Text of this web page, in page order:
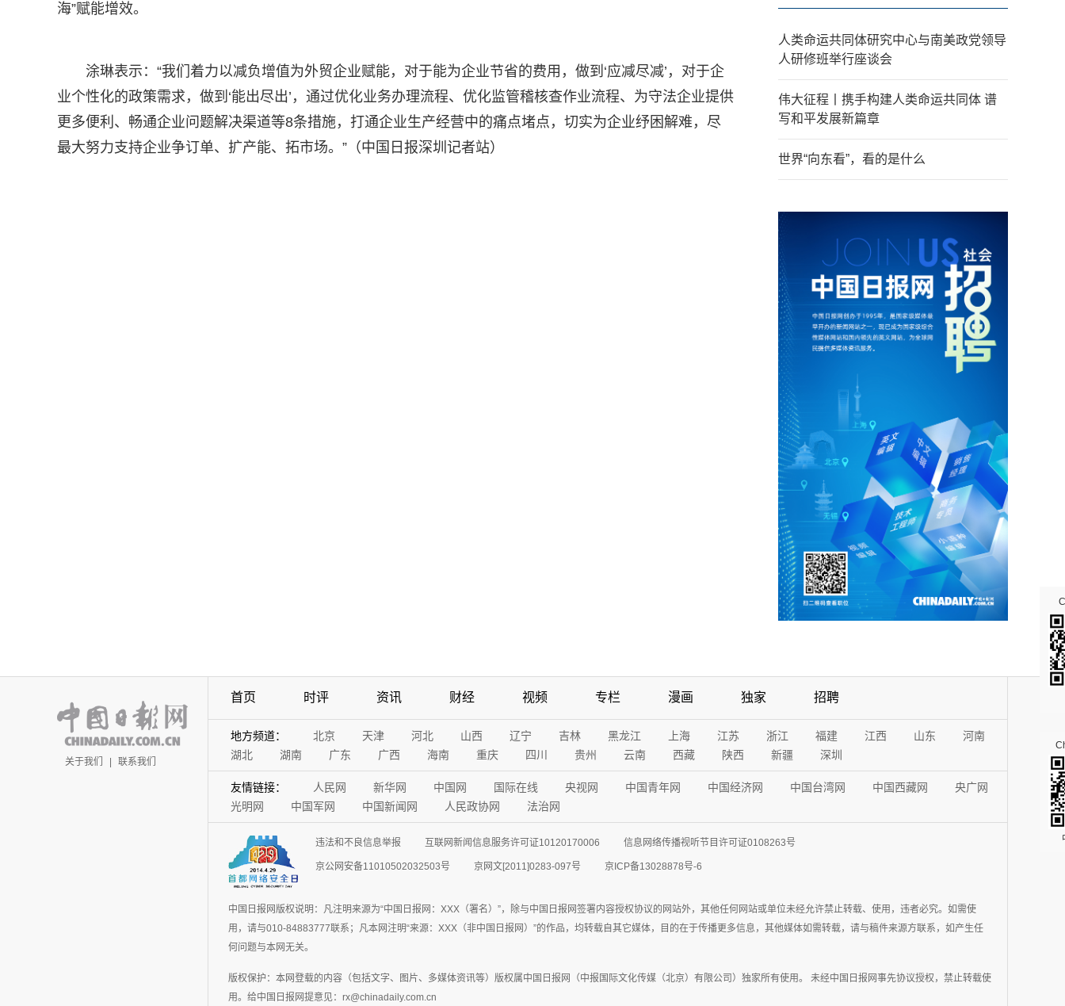
海”赋能增效。
涂琳表示：“我们着力以减负增值为外贸企业赋能，对于能为企业节省的费用，做到‘应减尽减’，对于企
业个性化的政策需求，做到‘能出尽出’，通过优化业务办理流程、优化监管稽核查作业流程、为守法企业提供
更多便利、畅通企业问题解决渠道等8条措施，打通企业生产经营中的痛点堵点，切实为企业纾困解难，尽
最大努力支持企业争订单、扩产能、拓市场。”（中国日报深圳记者站）
人类命运共同体研究中心与南美政党领导
人研修班举行座谈会
伟大征程丨携手构建人类命运共同体 谱
写和平发展新篇章
世界“向东看”，看的是什么
关于我们 | 联系我们
首页 时评 资讯 财经 视频 专栏 漫画 独家 招聘
地方频道： 北京 天津 河北 山西 辽宁 吉林 黑龙江 上海 江苏 浙江 福建 江西 山东
河南
湖北
湖南 广东 广西 海南 重庆 四川 贵州 云南 西藏 陕西 新疆 深圳
友情链接： 人民网 新华网 中国网 国际在线 央视网 中国青年网 中国经济网 中国台湾网 中国西藏网
央广网
光明网
中国军网 中国新闻网 人民政协网 法治网
违法和不良信息举报 互联网新闻信息服务许可证10120170006 信息网络传播视听节目许可证0108263号
京公网安备11010502032503号 京网文[2011]0283-097号 京ICP备13028878号-6
中国日报网版权说明：凡注明来源为“中国日报网：XXX（署名）”，除与中国日报网签署内容授权协议的网站外，其他任何网站或单位未经允许禁止转载、使用，违者必究。如需使
用，请与010-84883777联系；凡本网注明“来源：XXX（非中国日报网）”的作品，均转载自其它媒体，目的在于传播更多信息，其他媒体如需转载，请与稿件来源方联系，如产生任
何问题与本网无关。
版权保护：本网登载的内容（包括文字、图片、多媒体资讯等）版权属中国日报网（中报国际文化传媒（北京）有限公司）独家所有使用。 未经中国日报网事先协议授权，禁止转载使
用。给中国日报网提意见：rx@chinadaily.com.cn